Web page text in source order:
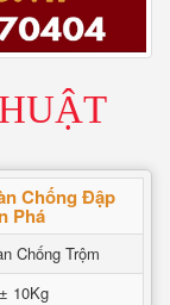
Chống Đập
Phá
Chống Trộm
10Kg